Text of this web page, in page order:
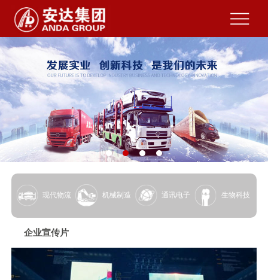
现代物流 机械制造 通讯电子 生物科技
企业宣传片